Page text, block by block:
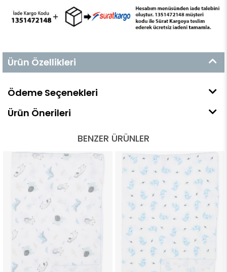
Ürün Özellikleri
Ödeme Seçenekleri
Ürün Önerileri
BENZER ÜRÜNLER